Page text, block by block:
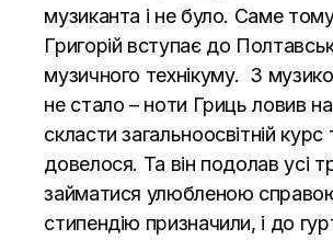
музиканта і не було. Саме
Григорій вступає до
музичного технікуму. З
не стало – ноти Гриць ловив
скласти загальноосвітній курс
довелося. Та він подолав усі
займатися улюбленою
стипендію призначили, і до